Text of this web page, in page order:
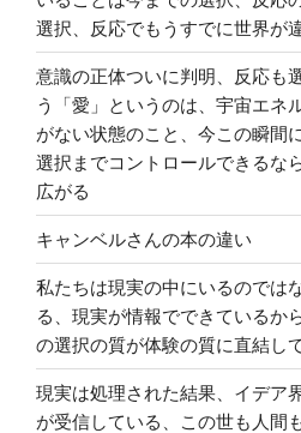
選択、反応でもうすでに世界が
意識の正体ついに判明、反応も
う「愛」というのは、宇宙エネ
がない状態のこと、今この瞬間
選択までコントロールできるな
広がる
キャンベルさんの本の違い
私たちは現実の中にいるのでは
る、現実が情報でできているか
の選択の質が体験の質に直結し
現実は処理された結果、イデア
が受信している、この世も人間